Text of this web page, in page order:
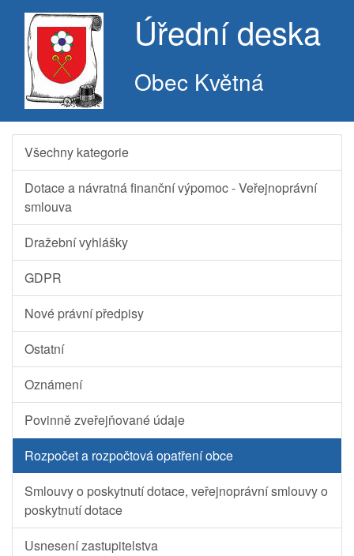
Úřední deska
Obec Květná
Všechny kategorie
Dotace a návratná finanční výpomoc - Veřejnoprávní
smlouva
Dražební vyhlášky
GDPR
Nové právní předpisy
Ostatní
Oznámení
Povinně zveřejňované údaje
Rozpočet a rozpočtová opatření obce
Smlouvy o poskytnutí dotace, veřejnoprávní smlouvy o
poskytnutí dotace
Usnesení zastupitelstva